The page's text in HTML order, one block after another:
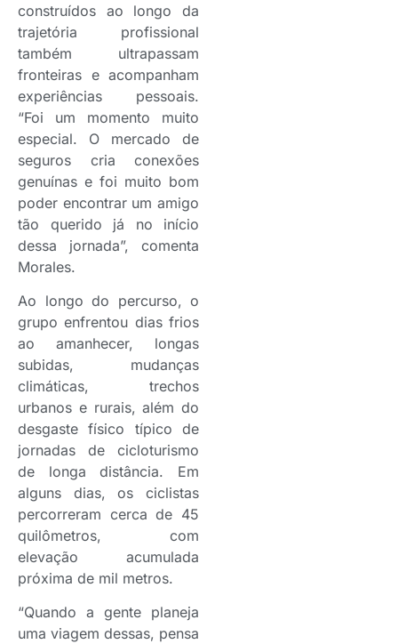
construídos ao longo da
trajetória profissional
também ultrapassam
fronteiras e acompanham
experiências pessoais.
“Foi um momento muito
especial. O mercado de
seguros cria conexões
genuínas e foi muito bom
poder encontrar um amigo
tão querido já no início
dessa jornada”, comenta
Morales.
Ao longo do percurso, o
grupo enfrentou dias frios
ao amanhecer, longas
subidas, mudanças
climáticas, trechos
urbanos e rurais, além do
desgaste físico típico de
jornadas de cicloturismo
de longa distância. Em
alguns dias, os ciclistas
percorreram cerca de 45
quilômetros, com
elevação acumulada
próxima de mil metros.
“Quando a gente planeja
uma viagem dessas, pensa